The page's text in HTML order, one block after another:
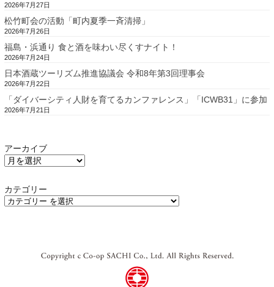
2026年7月27日
松竹町会の活動「町内夏季一斉清掃」
2026年7月26日
福島・浜通り 食と酒を味わい尽くすナイト！
2026年7月24日
日本酒蔵ツーリズム推進協議会 令和8年第3回理事会
2026年7月22日
「ダイバーシティ人財を育てるカンファレンス」「ICWB31」に参加
2026年7月21日
アーカイブ
カテゴリー